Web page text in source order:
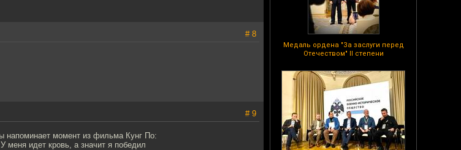
Медаль ордена "За заслуги перед
Отечеством" II степени
# 8
# 9
напоминает момент из фильма Кунг По:
меня идет кровь, а значит я победил